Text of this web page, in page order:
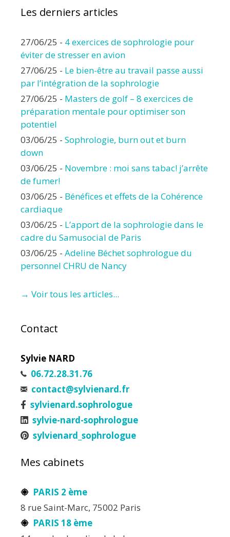
Les derniers articles
27/06/25 - 4 exercices de sophrologie pour
éviter de stresser en avion
27/06/25 - Le bien-être au travail passe aussi
par l’intégration de la sophrologie
27/06/25 - Masters de golf – 8 exercices de
préparation mentale pour optimiser son
potentiel
03/06/25 - Sophrologie, burn out et burn
down
03/06/25 - Novembre : moi sans tabac! j’arrête
de fumer!
03/06/25 - Bénéfices et effets de la Cohérence
cardiaque
03/06/25 - L’apport de la sophrologie dans le
cadre du Samusocial de Paris
03/06/25 - Adeline Béchet sophrologue du
personnel CHRU de Nancy
→ Voir tous les articles...
Contact
Sylvie NARD
06.72.28.31.76
contact@sylvienard.fr
sylvienard.sophrologue
sylvie-nard-sophrologue
sylvienard_sophrologue
Mes cabinets
PARIS 2 ème
8 rue Saint-Marc, 75002 Paris
PARIS 18 ème